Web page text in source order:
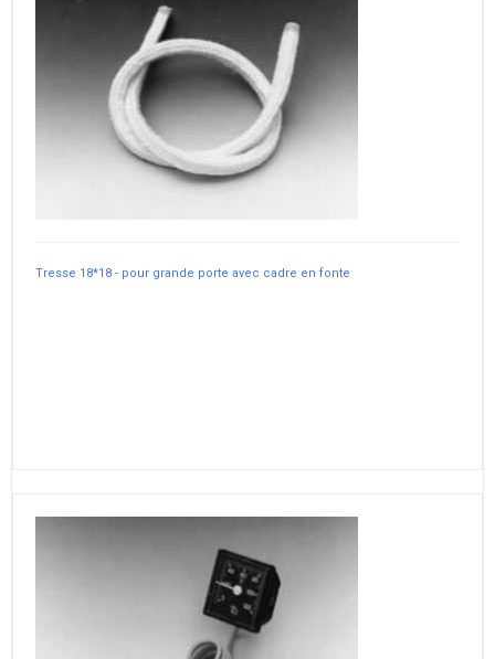
Tresse 18*18 - pour grande porte avec cadre en fonte